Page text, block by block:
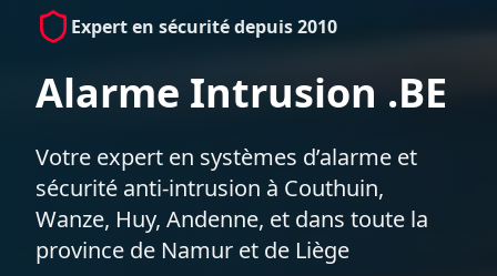
Expert en sécurité depuis 2010
Alarme Intrusion .BE
Votre expert en systèmes d’alarme et
sécurité anti-intrusion à Couthuin,
Wanze, Huy, Andenne, et dans toute la
province de Namur et de Liège